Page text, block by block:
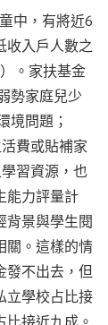
中，有將近6
收入戶人數之
。家扶基金
勢家庭兒少
境問題；
費或貼補家
習資源，也
能力評量計
背景與學生閱
關。這樣的情
發不出去，但
立學校占比接
接近九成。